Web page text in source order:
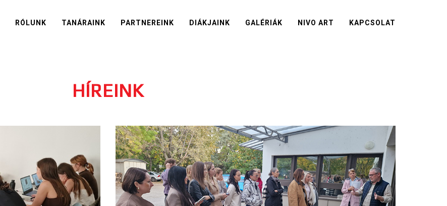
RÓLUNK TANÁRAINK PARTNEREINK DIÁKJAINK GALÉRIÁK NIVO ART KAPCSOLAT
HÍREINK